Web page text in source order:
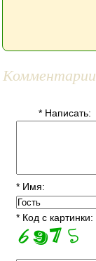
Комментарии
* Написать:
* Имя:
* Код с картинки: